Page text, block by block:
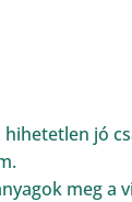
hihetetlen jó
meg a